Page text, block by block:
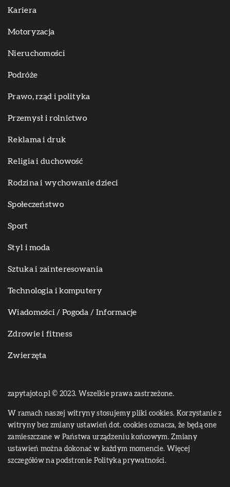
Kariera
Motoryzacja
Nieruchomości
Podróże
Prawo, rząd i polityka
Przemysł i rolnictwo
Reklama i druk
Religia i duchowość
Rodzina i wychowanie dzieci
Społeczeństwo
Sport
Styl i moda
Sztuka i zainteresowania
Technologia i komputery
Wiadomości / Pogoda / Informacje
Zdrowie i fitness
Zwierzęta
zapytajoto.pl © 2023. Wszelkie prawa zastrzeżone.
W ramach naszej witryny stosujemy pliki cookies. Korzystanie z
witryny bez zmiany ustawień dot. cookies oznacza, że będą one
zamieszczane w Państwa urządzeniu końcowym. Zmiany
ustawień można dokonać w każdym momencie. Więcej
szczegółów na podstronie Polityka prywatności.